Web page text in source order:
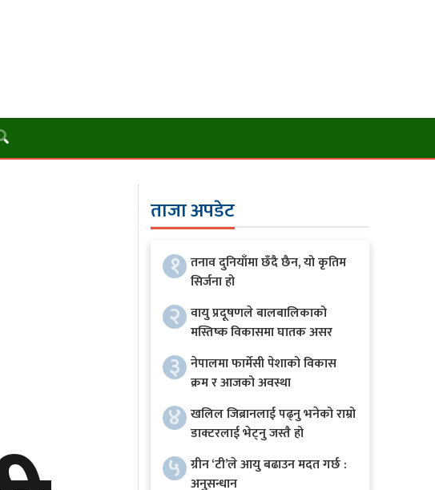
ताजा अपडेट
१ तनाव दुनियाँमा छँदै छैन, यो कृतिम
सिर्जना हो
२ वायु प्रदूषणले बालबालिकाको
मस्तिष्क विकासमा घातक असर
३ नेपालमा फार्मेसी पेशाको विकास
क्रम र आजको अवस्था
४ खलिल जिब्रानलाई पढ्नु भनेको राम्रो
डाक्टरलाई भेट्नु जस्तै हो
५ ग्रीन ‘टी’ले आयु बढाउन मदत गर्छ :
अनुसन्धान